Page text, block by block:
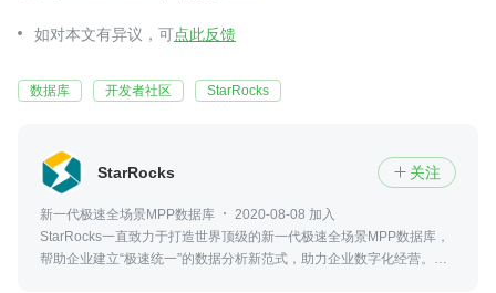
如对本文有异议，可点此反馈
数据库 开发者社区 StarRocks
StarRocks  关注
新一代极速全场景MPP数据库
2020-08-08 加入
StarRocks一直致力于打造世界顶级的新一代极速全场景MPP数据库，
帮助企业建立“极速统一”的数据分析新范式，助力企业数字化经营。当